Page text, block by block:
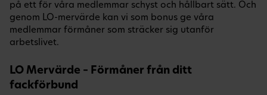
på ett för våra medlemmar schyst och hållbart sätt. Och
genom LO-mervärde kan vi som bonus ge våra
medlemmar förmåner som sträcker sig utanför
arbetslivet.
LO Mervärde – Förmåner från ditt
fackförbund